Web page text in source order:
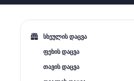
სხეულის დაცვა
ფეხის დაცვა
თავის დაცვა